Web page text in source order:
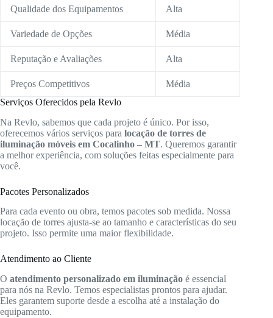
Qualidade dos Equipamentos Alta
Variedade de Opções Média
Reputação e Avaliações Alta
Preços Competitivos
Média
Serviços Oferecidos pela Revlo
Na Revlo, sabemos que cada projeto é único. Por isso,
oferecemos vários serviços para locação de torres de
iluminação móveis em Cocalinho – MT. Queremos garantir
a melhor experiência, com soluções feitas especialmente para
você.
Pacotes Personalizados
Para cada evento ou obra, temos pacotes sob medida. Nossa
locação de torres ajusta-se ao tamanho e características do seu
projeto. Isso permite uma maior flexibilidade.
Atendimento ao Cliente
O atendimento personalizado em iluminação é essencial
para nós na Revlo. Temos especialistas prontos para ajudar.
Eles garantem suporte desde a escolha até a instalação do
equipamento.